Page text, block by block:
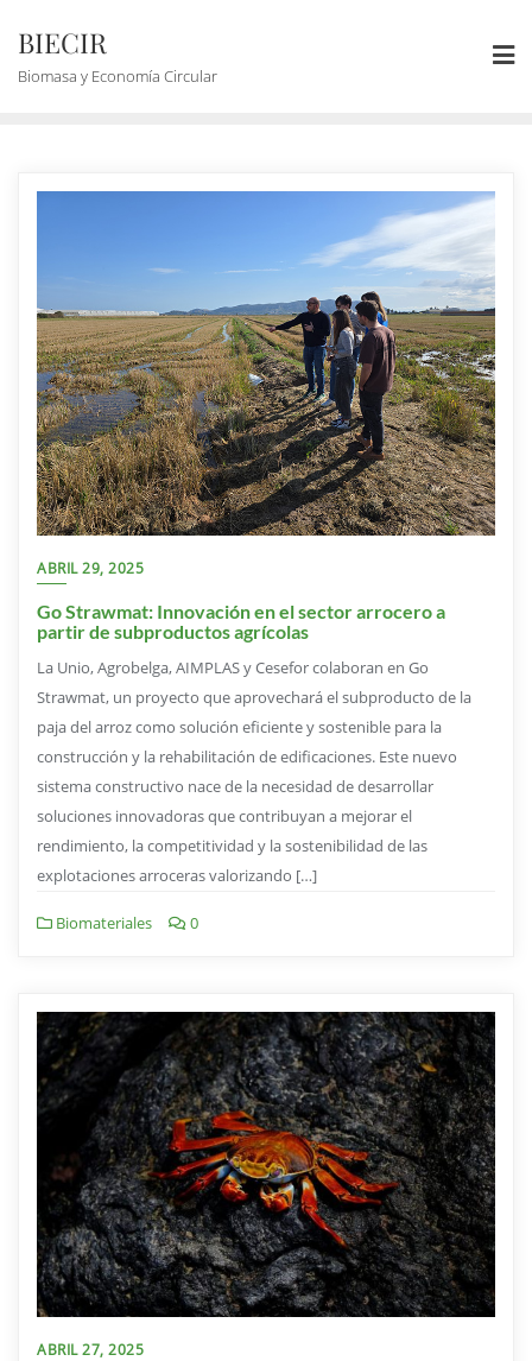
BIECIR
Biomasa y Economía Circular
ABRIL 29, 2025
Go Strawmat: Innovación en el sector arrocero a
partir de subproductos agrícolas
La Unio, Agrobelga, AIMPLAS y Cesefor colaboran en Go
Strawmat, un proyecto que aprovechará el subproducto de la
paja del arroz como solución eficiente y sostenible para la
construcción y la rehabilitación de edificaciones. Este nuevo
sistema constructivo nace de la necesidad de desarrollar
soluciones innovadoras que contribuyan a mejorar el
rendimiento, la competitividad y la sostenibilidad de las
explotaciones arroceras valorizando […]
Biomateriales 0
ABRIL 27, 2025